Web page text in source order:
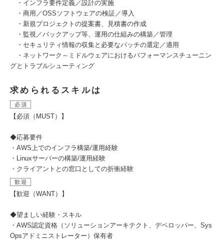
・インフラ要件定義／設計の実施
・商用／OSSソフトウェアの検証／導入
・新規プロジェクトの提案書、見積書の作成
・監視／バックアップ等、運用の仕組みの構築／管理
・セキュリティ情報の収集と必要なパッチの選定／適用
・ネットワーク～ミドルウェアにおけるパフォーマンスチューニン
グとトラブルシューティング
求められるスキルは
必須
【必須（MUST）】
◆応募要件
・AWS上でのインフラ構築/運用経験
・Linuxサーバーの構築/運用経験
・クライアントとの窓口としての折衝経験
歓迎
【歓迎（WANT）】
◆望ましい経験・スキル
・AWS認定資格（ソリューションアーキテクト、デベロッパー、Sys
Opsアドミニストレーター）保有者